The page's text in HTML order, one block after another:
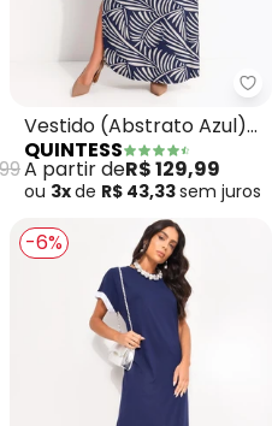
- Vestido Longo
Vestido (Abstrato Azul)
em Malha de Viscose
QUINTESS
A partir deR$ 129,99
ou 3xde R$ 43,33sem juros
-6%